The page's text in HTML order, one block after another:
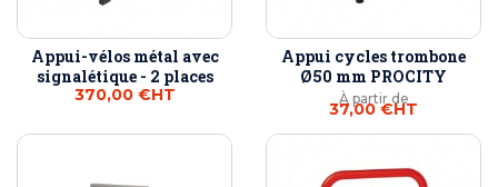
Appui-vélos métal avec
signalétique - 2 places
370,00 €HT
Appui cycles trombone
Ø50 mm PROCITY
À partir de
37,00 €HT